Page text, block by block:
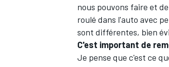
nous pouvons faire et
roulé dans l'auto avec
sont différentes, bien
C'est important de
Je pense que c'est ce